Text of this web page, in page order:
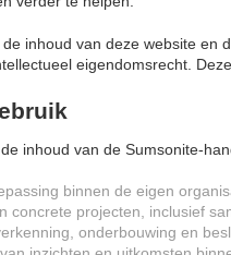
inhoud van deze website
eigendomsrecht.
inhoud van de Sumsonite-
binnen de eigen
concrete projecten, inclusief
onderbouwing en